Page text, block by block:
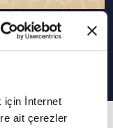
için İnternet
ait çerezler
40 Hadis